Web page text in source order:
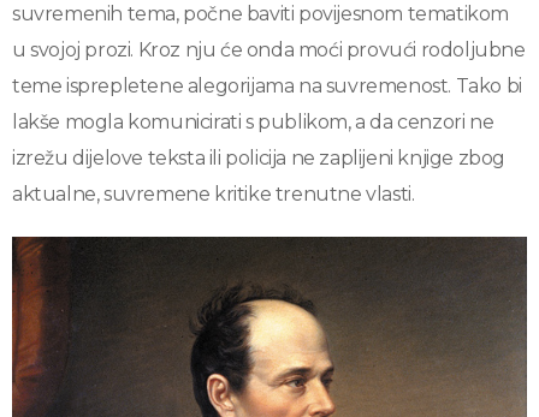
suvremenih tema, počne baviti povijesnom tematikom
u svojoj prozi. Kroz nju će onda moći provući rodoljubne
teme isprepletene alegorijama na suvremenost. Tako bi
lakše mogla komunicirati s publikom, a da cenzori ne
izrežu dijelove teksta ili policija ne zaplijeni knjige zbog
aktualne, suvremene kritike trenutne vlasti.